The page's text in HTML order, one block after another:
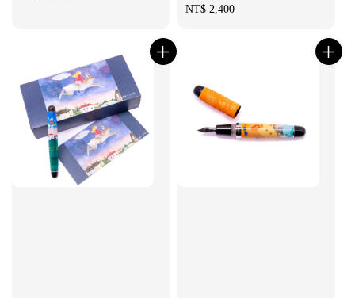
Regular
NT$ 2,400